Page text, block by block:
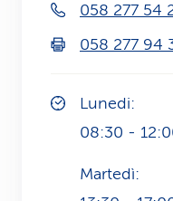
058 277 54
058 277 94
Lunedi:
08:30 -
Martedì: